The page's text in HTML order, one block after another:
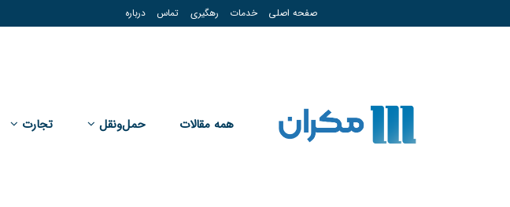
صفحه اصلی خدمات رهگیری تماس درباره
همه مقالات حمل‌و‌نقل تجارت